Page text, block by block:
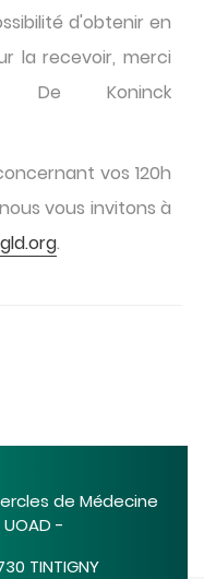
d'obtenir en
la recevoir, merci
De Koninck
vos 120h
vous invitons à
.
de Médecine
-
TINTIGNY